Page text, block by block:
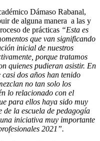
Dámaso Rabanal,
de alguna manera a las y
de prácticas “Esta es
que van significando
inicial de nuestros
porque tratamos
quienes pudieran asistir. En
casi dos años han tenido
no tan solo los
lo relacionado con el
para ellos haya sido muy
la escuela de pedagogía
iniciativa muy importante
2021”.